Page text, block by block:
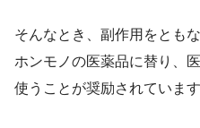
そんなとき、副作用をとも
ホンモノの医薬品に替り、
使うことが奨励されています